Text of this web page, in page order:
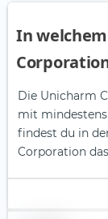
In
Die Unicharm
mit mindestens
findest du in
Corporation